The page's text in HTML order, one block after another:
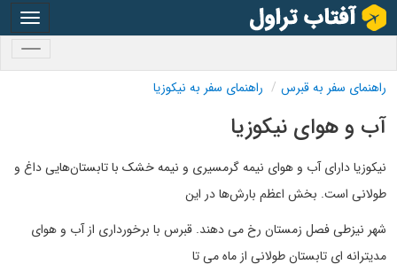
راهنمای سفر به قبرس راهنمای سفر به نیکوزیا
آب و هوای نیکوزیا
نیکوزیا دارای آب و هوای نیمه گرمسیری و نیمه خشک با تابستان‌هایی داغ و
طولانی است. بخش اعظم بارش‌ها در این
شهر نیزطی فصل زمستان رخ می دهند. قبرس با برخورداری از آب و هوای
مدیترانه ای تابستان طولانی از ماه می تا